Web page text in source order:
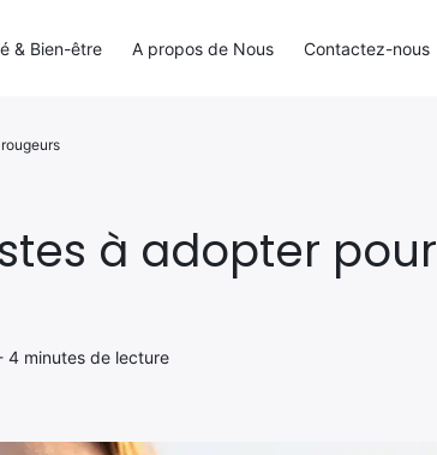
à adopter pour
4 minutes de lecture
& Bien-être A propos de Nous Contactez-nous